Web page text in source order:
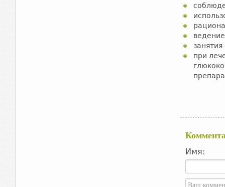
при
Имя: